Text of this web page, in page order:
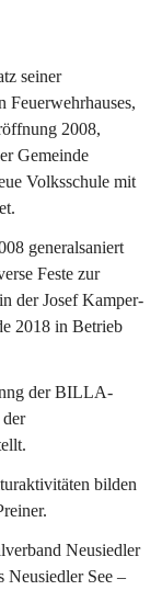
seiner
Feuerwehrhauses,
2008,
Gemeinde
Volksschule mit
generalsaniert
Feste zur
der Josef Kamper-
2018 in Betrieb
der BILLA-
der
bilden
Neusiedler
Neusiedler See –